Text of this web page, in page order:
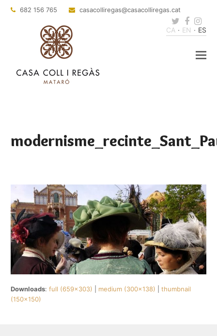
682 156 765 casacolliregas@casacolliregas.cat
Twitter
CA EN ES
Downloads:full (659x303) medium (300x138) |thumbnail
(150x150)